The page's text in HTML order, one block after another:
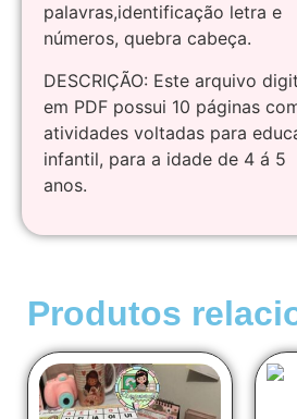
palavras,identificação letra e
números, quebra cabeça.
DESCRIÇÃO: Este arquivo
em PDF possui 10 páginas
atividades voltadas para
infantil, para a idade de 4 á 5
anos.
Produtos